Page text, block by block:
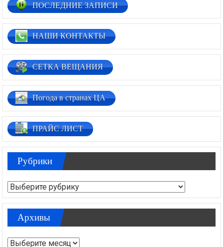
ПОСЛЕДНИЕ ЗАПИСИ
НАШИ КОНТАКТЫ
СЕТКА ВЕЩАНИЯ
Погода в странах ЦА
ПРАЙС ЛИСТ
Рубрики
Рубрики
Архивы
Архивы